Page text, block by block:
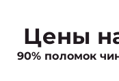
Цены
90% поломок